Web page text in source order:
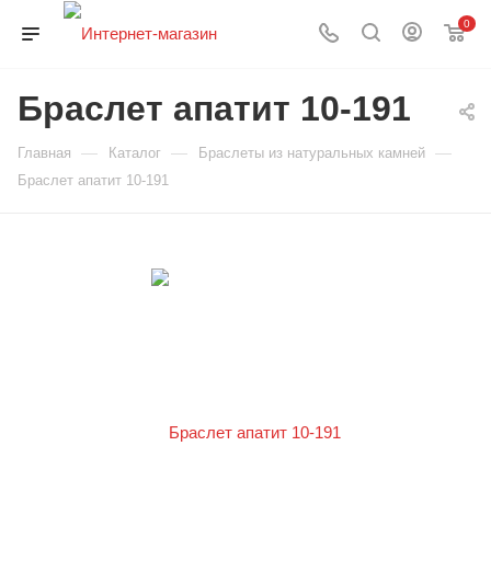
0
Браслет апатит 10-191
Главная — Каталог — Браслеты из натуральных камней —
Браслет апатит 10-191